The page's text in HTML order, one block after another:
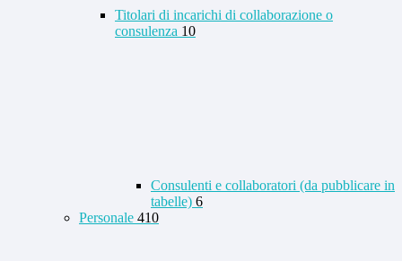
Titolari di incarichi di collaborazione o
consulenza 10
Consulenti e collaboratori (da pubblicare in
tabelle) 6
Personale 410